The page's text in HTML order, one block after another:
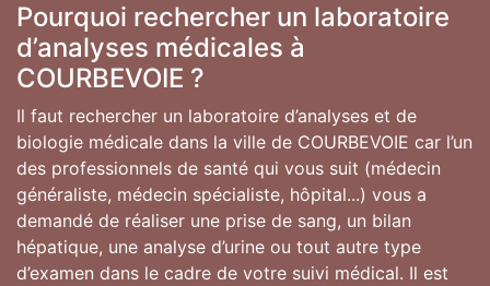
Pourquoi rechercher un laboratoire
d’analyses médicales à
COURBEVOIE ?
Il faut rechercher un laboratoire d’analyses et de
biologie médicale dans la ville de COURBEVOIE car l’un
des professionnels de santé qui vous suit (médecin
généraliste, médecin spécialiste, hôpital...) vous a
demandé de réaliser une prise de sang, un bilan
hépatique, une analyse d’urine ou tout autre type
d’examen dans le cadre de votre suivi médical. Il est